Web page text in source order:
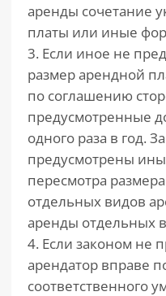
аренды сочетание
платы или иные
3. Если иное не
размер арендной
по соглашению
предусмотренные
одного раза в год.
предусмотрены
пересмотра
отдельных видов
аренды отдельных
4. Если законом не
арендатор вправе
соответственного